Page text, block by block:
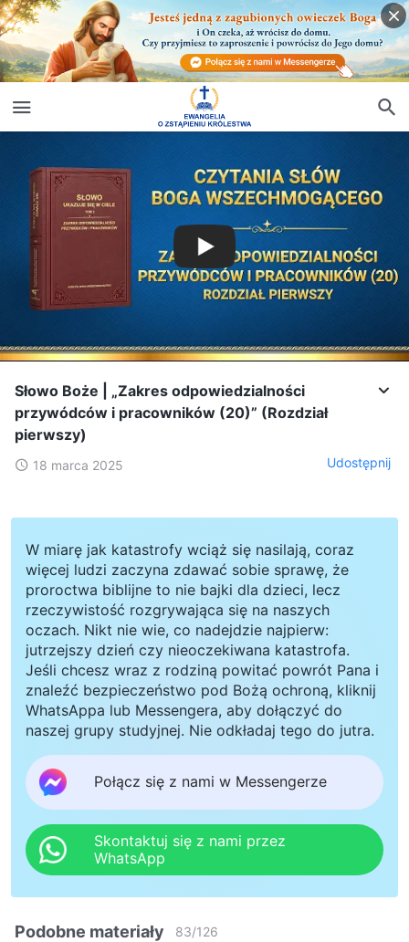
Słowo Boże | „Zakres odpowiedzialności
przywódców i pracowników (20)” (Rozdział
pierwszy)
18 marca 2025 Udostępnij
W miarę jak katastrofy wciąż się nasilają, coraz
więcej ludzi zaczyna zdawać sobie sprawę, że
proroctwa biblijne to nie bajki dla dzieci, lecz
rzeczywistość rozgrywająca się na naszych
oczach. Nikt nie wie, co nadejdzie najpierw:
jutrzejszy dzień czy nieoczekiwana katastrofa.
Jeśli chcesz wraz z rodziną powitać powrót Pana i
znaleźć bezpieczeństwo pod Bożą ochroną, kliknij
WhatsAppa lub Messengera, aby dołączyć do
naszej grupy studyjnej. Nie odkładaj tego do jutra.
Połącz się z nami w Messengerze
Skontaktuj się z nami przez
WhatsApp
Podobne materiały 83/126